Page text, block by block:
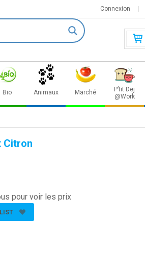
Connexion
Bio Animaux Marché
P’tit Dej
@Work
Citron
pour voir les prix